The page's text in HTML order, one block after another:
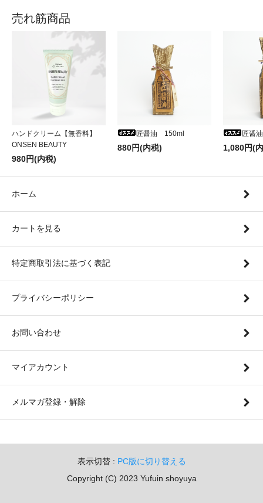
売れ筋商品
ハンドクリーム【無香料】
ONSEN BEAUTY
980円(内税)
匠醤油 150ml
880円(内税)
匠醤
1,080円(
ホーム
カートを見る
特定商取引法に基づく表記
プライバシーポリシー
お問い合わせ
マイアカウント
メルマガ登録・解除
表示切替 : PC版に切り替える
Copyright (C) 2023 Yufuin shoyuya